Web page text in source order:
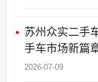
苏州众实二手
手车市场新篇
2026-07-09